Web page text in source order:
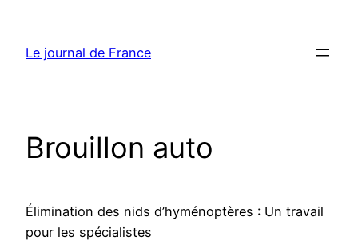
contenu
Le journal de France
Brouillon auto
Élimination des nids d’hyménoptères : Un travail
pour les spécialistes